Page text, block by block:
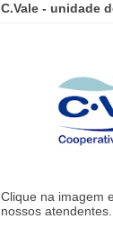
C.Vale - unidade
Clique na imagem
nossos atendentes...